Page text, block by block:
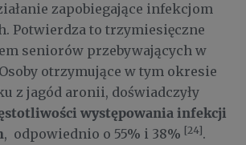
zapobiegające infekcjom
Potwierdza to trzymiesięczne
seniorów przebywających w
otrzymujące w tym okresie
z jagód aronii, doświadczyły
występowania infekcji
, odpowiednio o 55% i 38% [24] .